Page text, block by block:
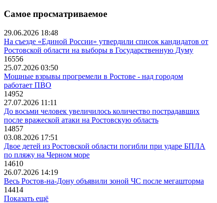
Самое просматриваемое
29.06.2026 18:48
На съезде «Единой России» утвердили список кандидатов от
Ростовской области на выборы в Государственную Думу
16556
25.07.2026 03:50
Мощные взрывы прогремели в Ростове - над городом
работает ПВО
14952
27.07.2026 11:11
До восьми человек увеличилось количество пострадавших
после вражеской атаки на Ростовскую область
14857
03.08.2026 17:51
Двое детей из Ростовской области погибли при ударе БПЛА
по пляжу на Черном море
14610
26.07.2026 14:19
Весь Ростов-на-Дону объявили зоной ЧС после мегашторма
14414
Показать ещё